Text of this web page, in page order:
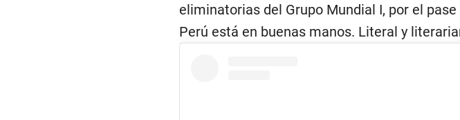
eliminatorias del Grupo Mundial I, por el
Perú está en buenas manos. Literal y